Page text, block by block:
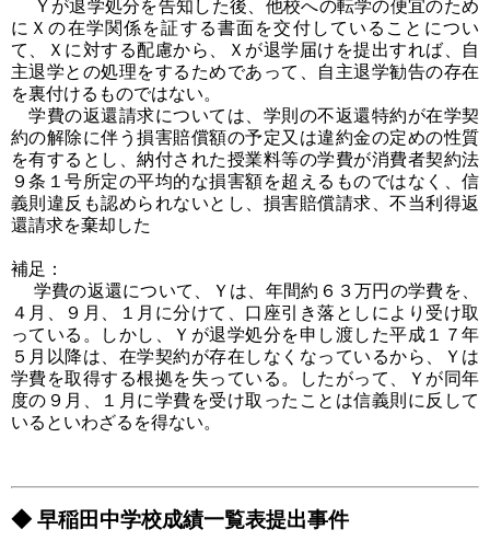
Ｙが退学処分を告知した後、他校への転学の便宜のため
にＸの在学関係を証する書面を交付していることについ
て、Ｘに対する配慮から、Ｘが退学届けを提出すれば、自
主退学との処理をするためであって、自主退学勧告の存在
を裏付けるものではない。
学費の返還請求については、学則の不返還特約が在学契
約の解除に伴う損害賠償額の予定又は違約金の定めの性質
を有するとし、納付された授業料等の学費が消費者契約法
９条１号所定の平均的な損害額を超えるものではなく、信
義則違反も認められないとし、損害賠償請求、不当利得返
還請求を棄却した
補足：
学費の返還について、Ｙは、年間約６３万円の学費を、
４月、９月、１月に分けて、口座引き落としにより受け取
っている。しかし、Ｙが退学処分を申し渡した平成１７年
５月以降は、在学契約が存在しなくなっているから、Ｙは
学費を取得する根拠を失っている。したがって、Ｙが同年
度の９月、１月に学費を受け取ったことは信義則に反して
いるといわざるを得ない。
◆ 早稲田中学校成績一覧表提出事件